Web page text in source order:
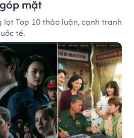
mặt
lọt Top 10 thảo luận, cạnh tranh
tế.